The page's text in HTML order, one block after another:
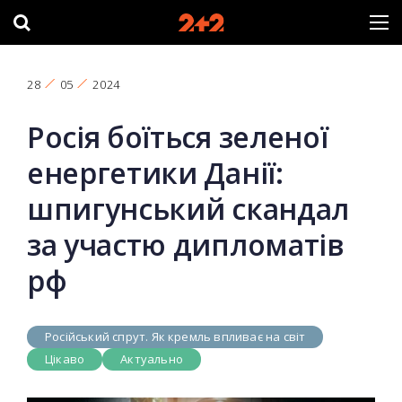
28 05 2024
Росія боїться зеленої
енергетики Данії:
шпигунський скандал
за участю дипломатів
рф
Російський спрут. Як кремль впливає на світ
Цікаво
Актуально